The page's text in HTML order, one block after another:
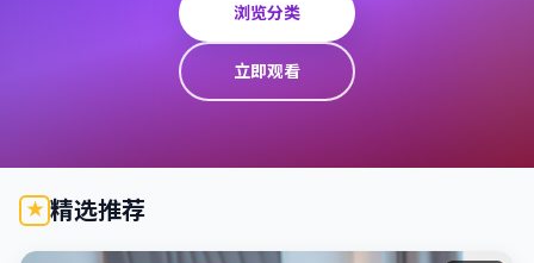
浏览分类
立即观看
精选推荐